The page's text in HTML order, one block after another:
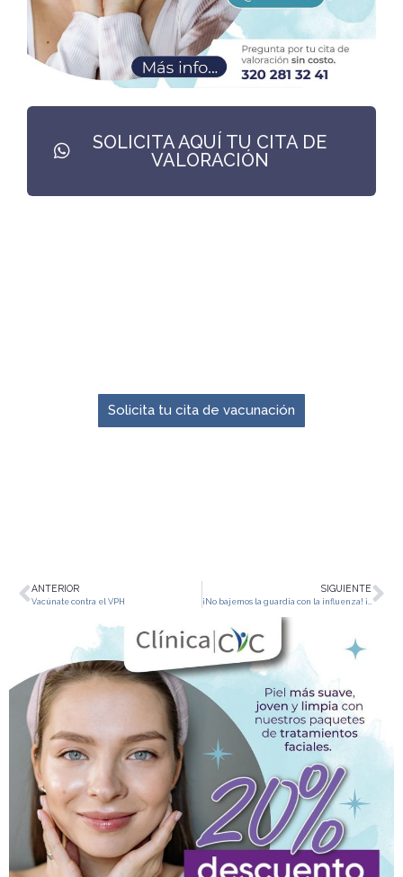
SOLICITA AQUÍ TU CITA DE
VALORACIÓN
Solicita tu cita de vacunación
ANTERIOR
Vacúnate contra el VPH
SIGUIENTE